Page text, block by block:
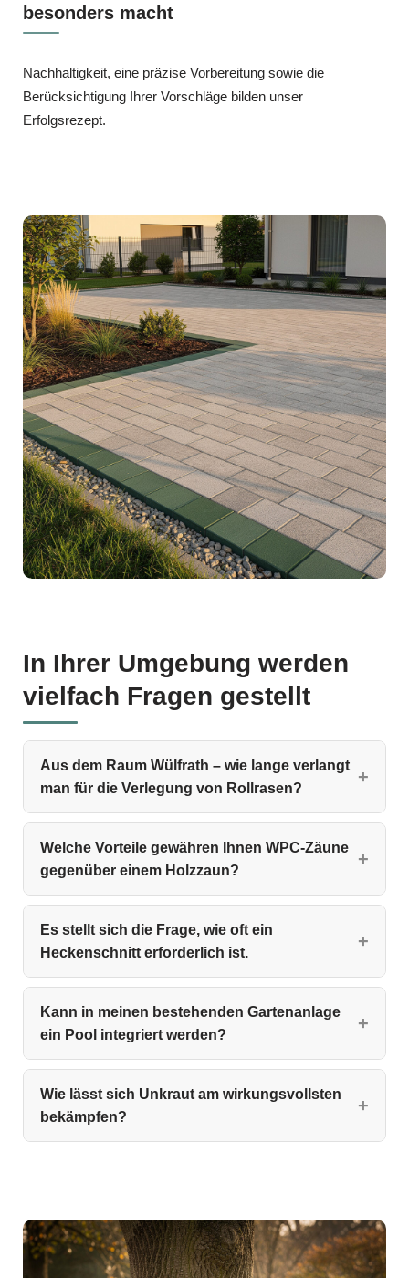
besonders macht
Nachhaltigkeit, eine präzise Vorbereitung sowie die
Berücksichtigung Ihrer Vorschläge bilden unser
Erfolgsrezept.
In Ihrer Umgebung werden
vielfach Fragen gestellt
Aus dem Raum Wülfrath – wie lange verlangt
man für die Verlegung von Rollrasen?
Welche Vorteile gewähren Ihnen WPC‑Zäune
gegenüber einem Holzzaun?
Es stellt sich die Frage, wie oft ein
Heckenschnitt erforderlich ist.
Kann in meinen bestehenden Gartenanlage
ein Pool integriert werden?
Wie lässt sich Unkraut am wirkungsvollsten
bekämpfen?